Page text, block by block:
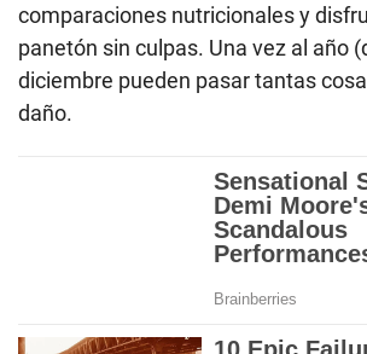
comparaciones nutricionales y
panetón sin culpas. Una vez al año
diciembre pueden pasar tantas
daño.